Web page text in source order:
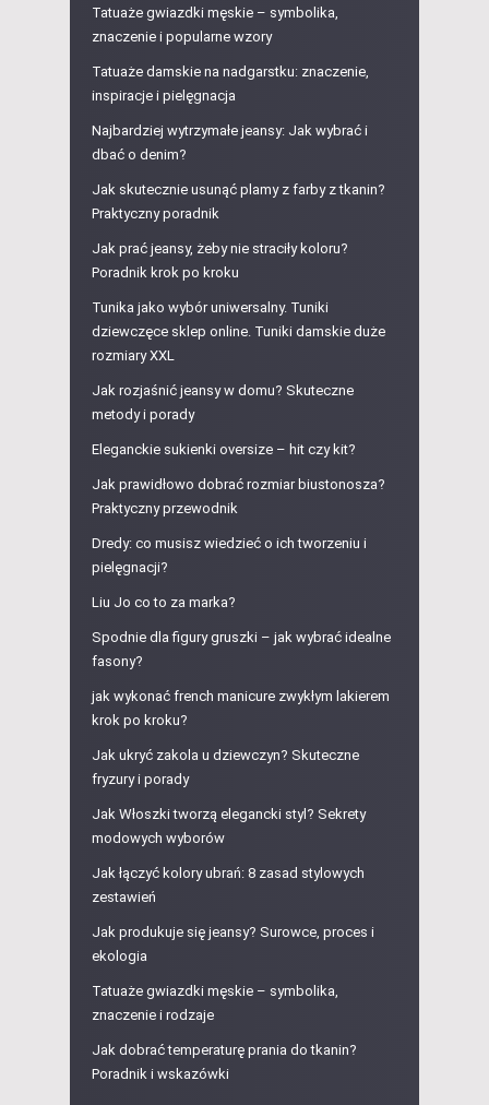
Tatuaże gwiazdki męskie – symbolika,
znaczenie i popularne wzory
Tatuaże damskie na nadgarstku: znaczenie,
inspiracje i pielęgnacja
Najbardziej wytrzymałe jeansy: Jak wybrać i
dbać o denim?
Jak skutecznie usunąć plamy z farby z tkanin?
Praktyczny poradnik
Jak prać jeansy, żeby nie straciły koloru?
Poradnik krok po kroku
Tunika jako wybór uniwersalny. Tuniki
dziewczęce sklep online. Tuniki damskie duże
rozmiary XXL
Jak rozjaśnić jeansy w domu? Skuteczne
metody i porady
Eleganckie sukienki oversize – hit czy kit?
Jak prawidłowo dobrać rozmiar biustonosza?
Praktyczny przewodnik
Dredy: co musisz wiedzieć o ich tworzeniu i
pielęgnacji?
Liu Jo co to za marka?
Spodnie dla figury gruszki – jak wybrać idealne
fasony?
jak wykonać french manicure zwykłym lakierem
krok po kroku?
Jak ukryć zakola u dziewczyn? Skuteczne
fryzury i porady
Jak Włoszki tworzą elegancki styl? Sekrety
modowych wyborów
Jak łączyć kolory ubrań: 8 zasad stylowych
zestawień
Jak produkuje się jeansy? Surowce, proces i
ekologia
Tatuaże gwiazdki męskie – symbolika,
znaczenie i rodzaje
Jak dobrać temperaturę prania do tkanin?
Poradnik i wskazówki